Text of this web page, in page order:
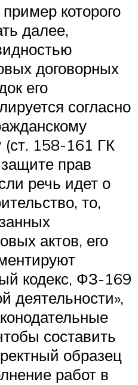
которого
далее,
договорных
его
согласно
(ст. 158-161 ГК
прав
речь идет о
то,
актов, его
кодекс, ФЗ-169
деятельности»,
составить
образец
работ в